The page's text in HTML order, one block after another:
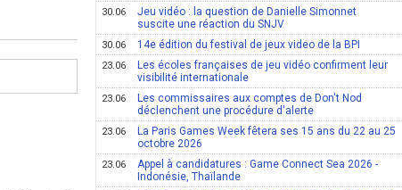
30.06
Jeu vidéo : la question de Danielle Simonnet
suscite une réaction du SNJV
30.06 14e édition du festival de jeux video de la BPI
23.06
Les écoles françaises de jeu vidéo confirment leur
visibilité internationale
23.06
Les commissaires aux comptes de Don't Nod
déclenchent une procédure d'alerte
23.06
La Paris Games Week fêtera ses 15 ans du 22 au 25
octobre 2026
23.06
Appel à candidatures : Game Connect Sea 2026 -
Indonésie, Thaïlande